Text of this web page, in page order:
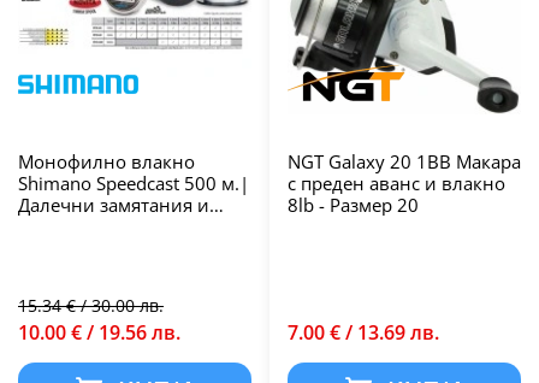
Монофилно влакно
Shimano Speedcast 500 м.|
Далечни замятания и
15.34 € / 30.00 лв.
10.00 € / 19.56 лв.
NGT Galaxy 20 1BB Макара
с преден аванс и влакно
8lb - Размер 20
7.00 € / 13.69 лв.